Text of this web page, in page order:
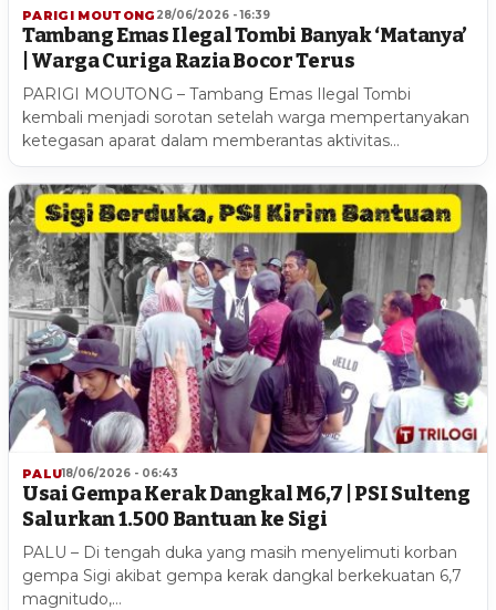
PARIGI MOUTONG 28/06/2026 - 16:39
Tambang Emas Ilegal Tombi Banyak ‘Matanya’
| Warga Curiga Razia Bocor Terus
PARIGI MOUTONG – Tambang Emas Ilegal Tombi
kembali menjadi sorotan setelah warga mempertanyakan
ketegasan aparat dalam memberantas aktivitas…
PALU18/06/2026 - 06:43
Usai Gempa Kerak Dangkal M6,7 | PSI Sulteng
Salurkan 1.500 Bantuan ke Sigi
PALU – Di tengah duka yang masih menyelimuti korban
gempa Sigi akibat gempa kerak dangkal berkekuatan 6,7
magnitudo,…